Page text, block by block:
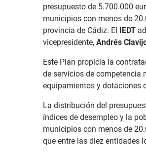
presupuesto de 5.700.000
municipios con menos de
provincia de Cádiz. El IEDT
vicepresidente, Andrés
Este Plan propicia la
de servicios de competencia
equipamientos y dotaciones
La distribución del
índices de desempleo y la
municipios con menos de
que entre las diez entidades